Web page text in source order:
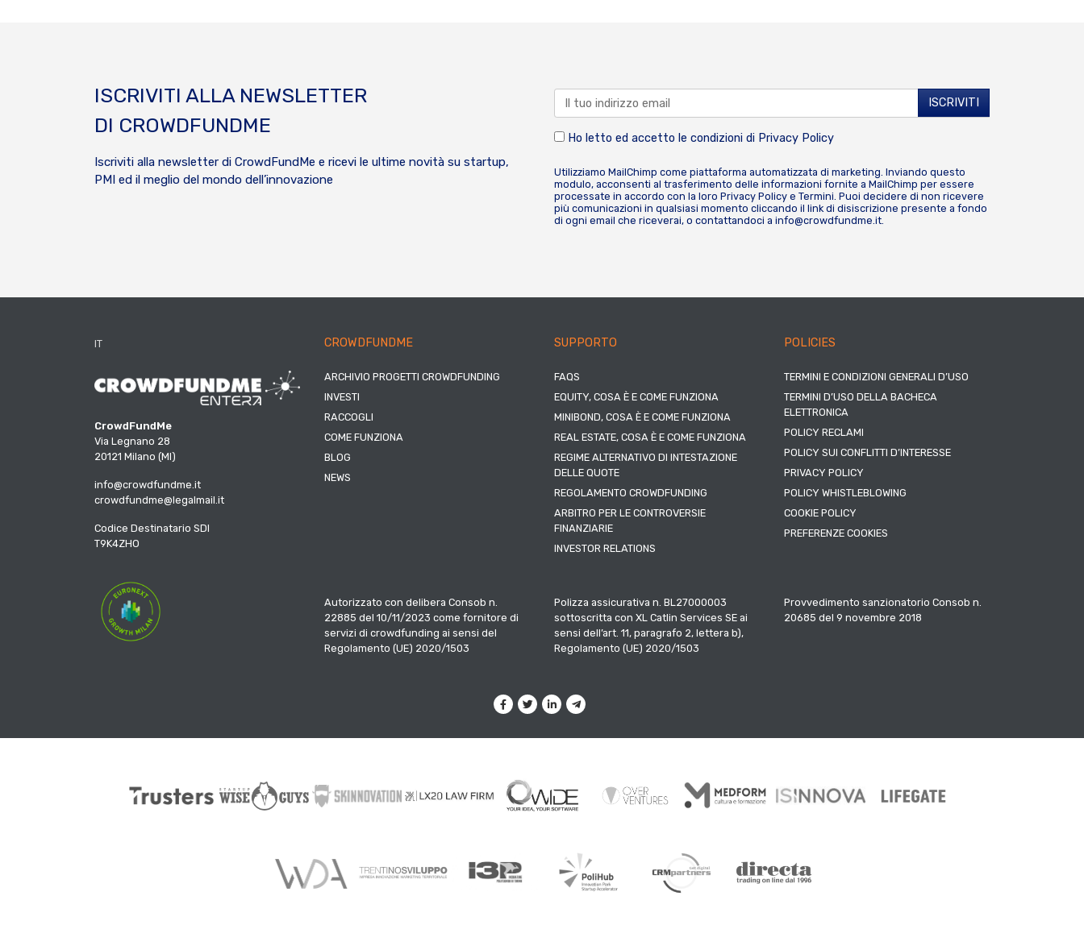
ISCRIVITI ALLA NEWSLETTER
DI CROWDFUNDME
Iscriviti alla newsletter di CrowdFundMe e ricevi le ultime novità su startup,
PMI ed il meglio del mondo dell’innovazione
Ho letto ed accetto le condizioni di Privacy Policy
Utilizziamo MailChimp come piattaforma automatizzata di marketing. Inviando questo
modulo, acconsenti al trasferimento delle informazioni fornite a MailChimp per essere
processate in accordo con la loro Privacy Policy e Termini. Puoi decidere di non ricevere
più comunicazioni in qualsiasi momento cliccando il link di disiscrizione presente a fondo
di ogni email che riceverai, o contattandoci a info@crowdfundme.it.
IT
CrowdFundMe
Via Legnano 28
20121 Milano (MI)
info@crowdfundme.it
crowdfundme@legalmail.it
Codice Destinatario SDI
T9K4ZHO
CROWDFUNDME
ARCHIVIO PROGETTI CROWDFUNDING
INVESTI
RACCOGLI
COME FUNZIONA
BLOG
NEWS
SUPPORTO
FAQS
EQUITY, COSA È E COME FUNZIONA
MINIBOND, COSA È E COME FUNZIONA
REAL ESTATE, COSA È E COME FUNZIONA
REGIME ALTERNATIVO DI INTESTAZIONE
DELLE QUOTE
REGOLAMENTO CROWDFUNDING
ARBITRO PER LE CONTROVERSIE
FINANZIARIE
INVESTOR RELATIONS
POLICIES
TERMINI E CONDIZIONI GENERALI D’USO
TERMINI D’USO DELLA BACHECA
ELETTRONICA
POLICY RECLAMI
POLICY SUI CONFLITTI D’INTERESSE
PRIVACY POLICY
POLICY WHISTLEBLOWING
COOKIE POLICY
PREFERENZE COOKIES
Autorizzato con delibera Consob n.
22885 del 10/11/2023 come fornitore di
servizi di crowdfunding ai sensi del
Regolamento (UE) 2020/1503
Polizza assicurativa n. BL27000003
sottoscritta con XL Catlin Services SE ai
sensi dell’art. 11, paragrafo 2, lettera b),
Regolamento (UE) 2020/1503
Provvedimento sanzionatorio Consob n.
20685 del 9 novembre 2018